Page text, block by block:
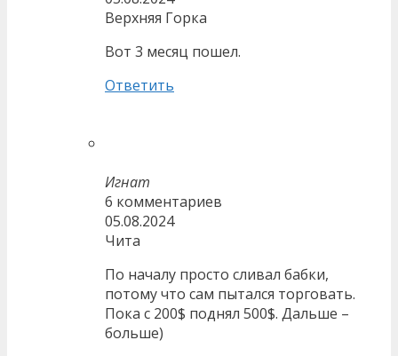
Верхняя Горка
Вот 3 месяц пошел.
Ответить
Игнат
6 комментариев
05.08.2024
Чита
По началу просто сливал бабки,
потому что сам пытался торговать.
Пока с 200$ поднял 500$. Дальше –
больше)